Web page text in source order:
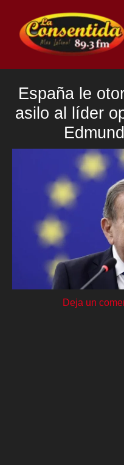
contenido
España le
asilo al líder
Deja un